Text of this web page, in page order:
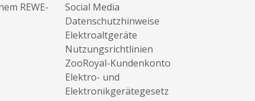
REWE-
Social Media
Datenschutzhinweise
Elektroaltgeräte
Nutzungsrichtlinien
ZooRoyal-Kundenkonto
Elektro- und
Elektronikgerätegesetz